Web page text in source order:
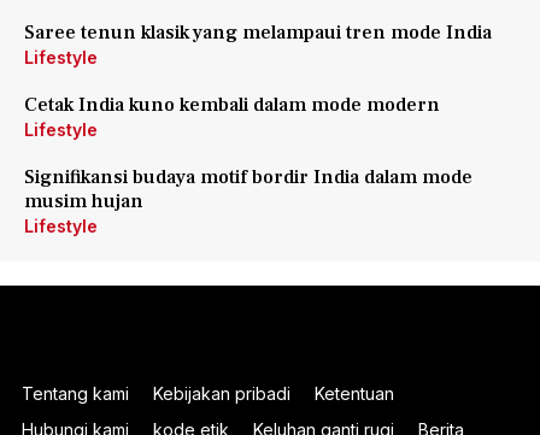
Saree tenun klasik yang melampaui tren mode India
Lifestyle
Cetak India kuno kembali dalam mode modern
Lifestyle
Signifikansi budaya motif bordir India dalam mode
musim hujan
Lifestyle
Tentang kami Kebijakan pribadi
Ketentuan
Hubungi kami
kode etik Keluhan ganti rugi Berita